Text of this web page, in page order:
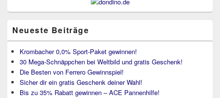
Neueste Beiträge
Krombacher 0,0% Sport-Paket gewinnen!
30 Mega-Schnäppchen bei Weltbild und gratis Geschenk!
Die Besten von Ferrero Gewinnspiel!
Sicher dir ein gratis Geschenk deiner Wahl!
Bis zu 35% Rabatt gewinnen – ACE Pannenhilfe!